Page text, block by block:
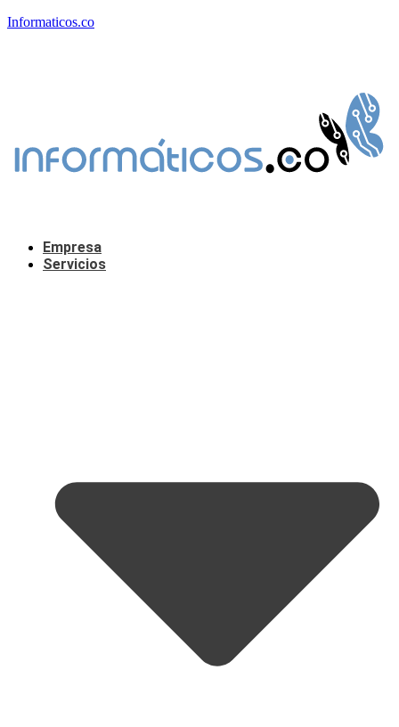
Informaticos.co
Empresa
Servicios